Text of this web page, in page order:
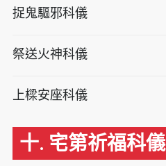
捉鬼驅邪科儀
祭送火神科儀
上樑安座科儀
十. 宅第祈福科儀